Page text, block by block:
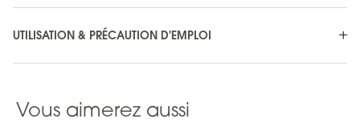
UTILISATION & PRÉCAUTION D'EMPLOI
Vous aimerez aussi